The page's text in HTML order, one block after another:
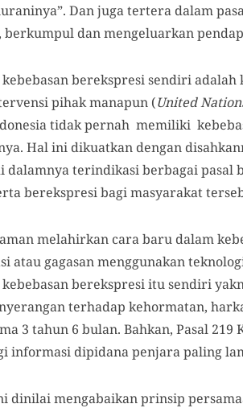
Dan juga tertera dalam
berkumpul dan mengeluarkan
berekspresi sendiri
pihak manapun (United
tidak pernah memiliki
Hal ini dikuatkan dengan
dalamnya terindikasi berbagai pasal
berekspresi bagi masyarakat
melahirkan cara baru dalam
atau gagasan menggunakan
berekspresi itu sendiri
terhadap kehormatan,
3 tahun 6 bulan. Bahkan, Pasal
informasi dipidana penjara paling
dinilai mengabaikan prinsip